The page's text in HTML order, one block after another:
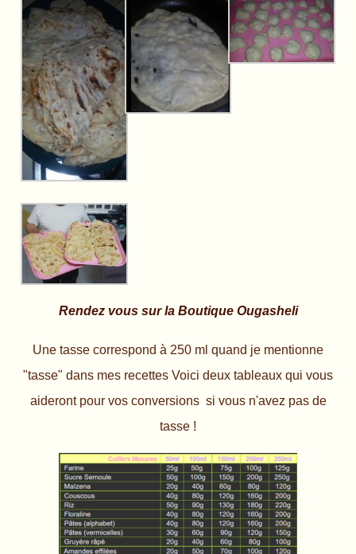
Rendez vous sur la Boutique Ougasheli
Une tasse correspond à 250 ml quand je mentionne
"tasse" dans mes recettes Voici deux tableaux qui vous
aideront pour vos conversions si vous n'avez pas de
tasse !